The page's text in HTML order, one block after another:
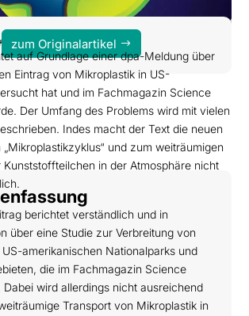
am 13. Juli 2020
dpa|Zeit Online
zum Originalartikel
auf Grundlage einer dpa-Meldung über
Eintrag von Mikroplastik in US-
hat und im Fachmagazin Science
Der Umfang des Problems wird mit vielen
Indes macht der Text die neuen
und zum weiträumigen
Kunststoffteilchen in der Atmosphäre nicht
berichtet verständlich und in
über eine Studie zur Verbreitung von
amerikanischen Nationalparks und
die im Fachmagazin Science
Dabei wird allerdings nicht ausreichend
Transport von Mikroplastik in